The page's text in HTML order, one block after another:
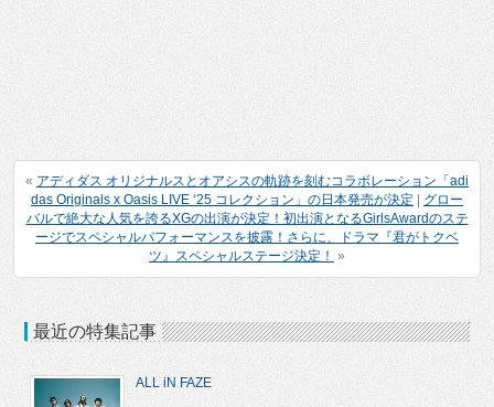
« アディダス オリジナルスとオアシスの軌跡を刻むコラボレーション「adi
das Originals x Oasis LIVE ‘25 コレクション」の日本発売が決定
グロー
バルで絶大な人気を誇るXGの出演が決定！初出演となるGirlsAwardのステ
ージでスペシャルパフォーマンスを披露！さらに、ドラマ『君がトクベ
ツ』スペシャルステージ決定！ »
最近の特集記事
ALL iN FAZE